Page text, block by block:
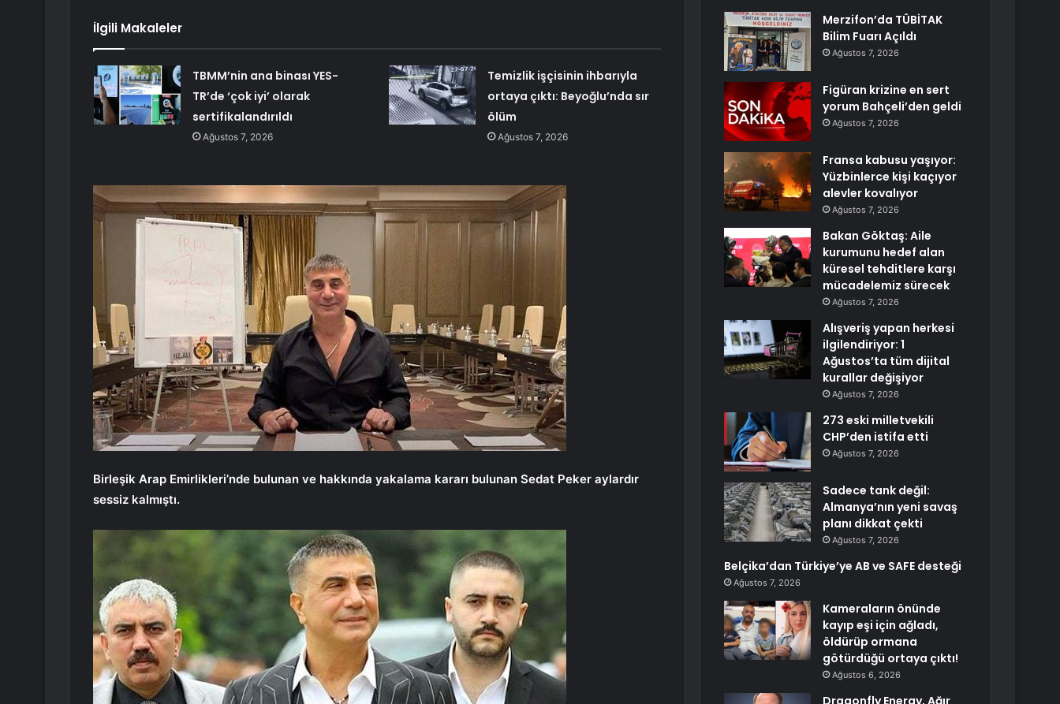
İlgili Makaleler
TBMM’nin ana binası YES-
TR’de ‘çok iyi’ olarak
sertifikalandırıldı
Ağustos 7, 2026
Temizlik işçisinin ihbarıyla
ortaya çıktı: Beyoğlu’nda sır
ölüm
Ağustos 7, 2026
Birleşik Arap Emirlikleri’nde bulunan ve hakkında yakalama kararı bulunan Sedat Peker aylardır
sessiz kalmıştı.
Merzifon’da TÜBİTAK
Bilim Fuarı Açıldı
Ağustos 7, 2026
Figüran krizine en sert
yorum Bahçeli’den geldi
Ağustos 7, 2026
Fransa kabusu yaşıyor:
Yüzbinlerce kişi kaçıyor
alevler kovalıyor
Ağustos 7, 2026
Bakan Göktaş: Aile
kurumunu hedef alan
küresel tehditlere karşı
mücadelemiz sürecek
Ağustos 7, 2026
Alışveriş yapan herkesi
ilgilendiriyor: 1
Ağustos’ta tüm dijital
kurallar değişiyor
Ağustos 7, 2026
273 eski milletvekili
CHP’den istifa etti
Ağustos 7, 2026
Sadece tank değil:
Almanya’nın yeni savaş
planı dikkat çekti
Ağustos 7, 2026
Belçika’dan Türkiye’ye AB ve SAFE desteği
Ağustos 7, 2026
Kameraların önünde
kayıp eşi için ağladı,
öldürüp ormana
götürdüğü ortaya çıktı!
Ağustos 6, 2026
Dragonfly Energy, Ağır